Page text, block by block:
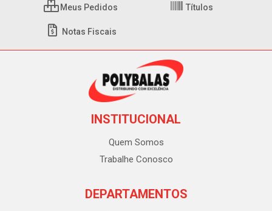
Meus Pedidos Títulos
Notas Fiscais
INSTITUCIONAL
Quem Somos
Trabalhe Conosco
DEPARTAMENTOS